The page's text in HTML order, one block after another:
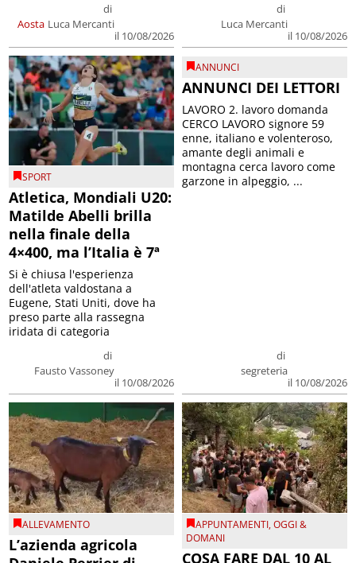
Aosta
di
Luca Mercanti
il 10/08/2026
di
Luca Mercanti
il 10/08/2026
SPORT
Atletica, Mondiali U20:
Matilde Abelli brilla
nella finale della
4×400, ma l’Italia è 7ª
di
Fausto Vassoney
il 10/08/2026
Si è chiusa l'esperienza
dell'atleta valdostana a
Eugene, Stati Uniti, dove ha
preso parte alla rassegna
iridata di categoria
ANNUNCI
ANNUNCI DEI LETTORI
di
segreteria
il 10/08/2026
LAVORO 2. lavoro domanda
CERCO LAVORO signore 59
enne, italiano e volenteroso,
amante degli animali e
montagna cerca lavoro come
garzone in alpeggio, ...
ALLEVAMENTO
L’azienda agricola
APPUNTAMENTI,OGGI &
DOMANI
COSA FARE DAL 10 AL